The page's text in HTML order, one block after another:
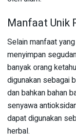
Manfaat Unik
Selain manfaat
menyimpan
banyak orang
digunakan sebagai
dan bahkan bahan
senyawa
dapat digunakan
herbal.